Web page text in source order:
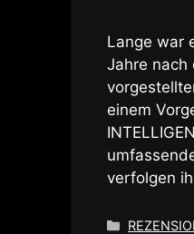
Lange war
Jahre nach
einem
verfolgen
Kategorien